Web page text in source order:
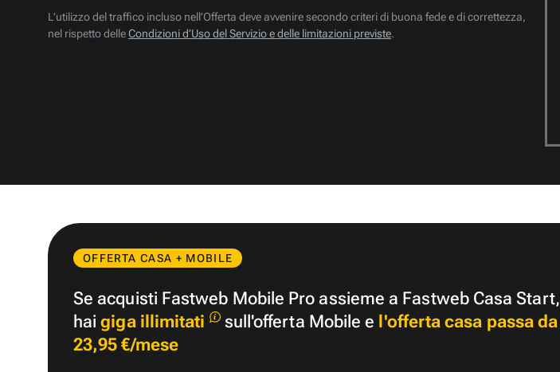
L’utilizzo del traffico incluso nell’Offerta deve avvenire secondo criteri di buona fede e di correttezza,
nel rispetto delleCondizioni d’Uso del Servizio e delle limitazioni previste.
OFFERTA CASA + MOBILE
Se acquisti Fastweb Mobile Pro assieme a Fastweb Casa Start,
haigiga illimitati sull'offerta Mobile e l'offerta casa passa da
23,95 €/mese